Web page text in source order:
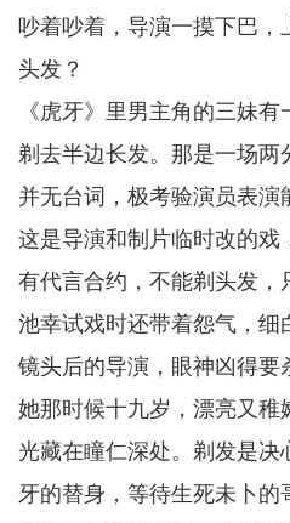
吵着吵着，导演一摸下巴，
头发？
《虎牙》里男主角的三妹
剃去半边长发。那是一场两
并无台词，极考验演员表演
这是导演和制片临时改的戏
有代言合约，不能剃头发，
池幸试戏时还带着怨气，细
镜头后的导演，眼神凶得要
她那时候十九岁，漂亮又稚
光藏在瞳仁深处。剃发是决
牙的替身，等待生死未卜的